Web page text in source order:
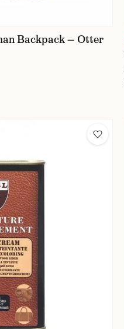
Backpack — Otter